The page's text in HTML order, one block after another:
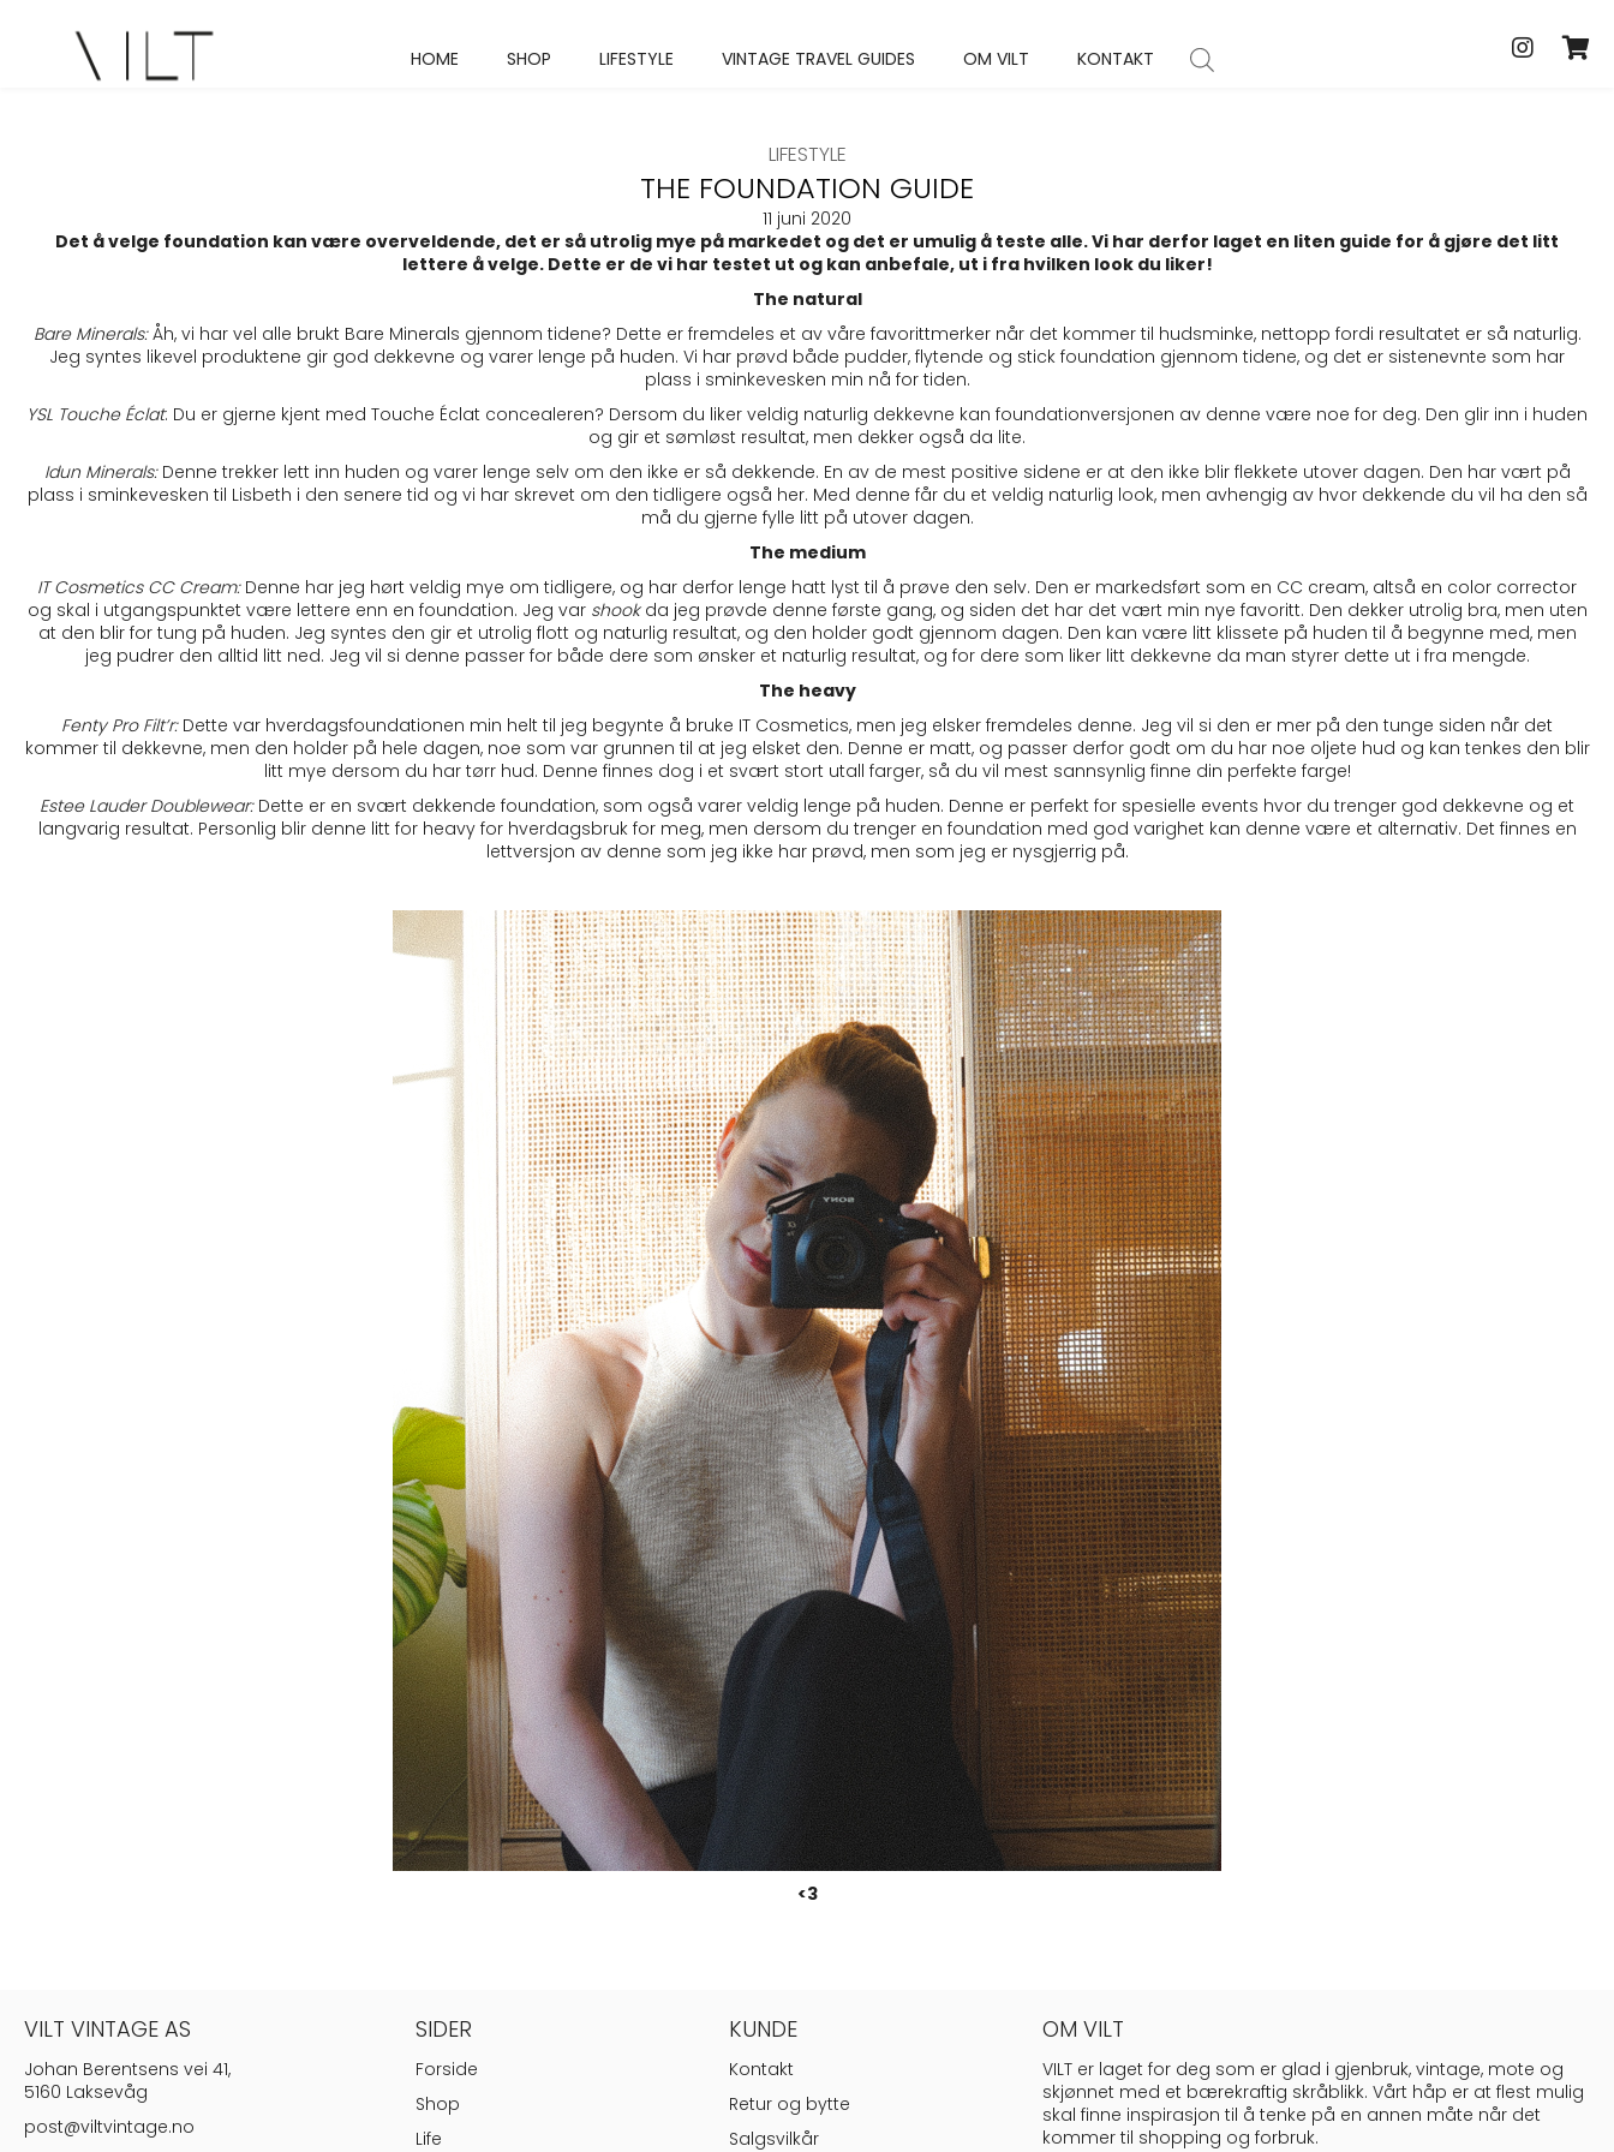
HOME SHOP LIFESTYLE VINTAGE TRAVEL GUIDES OM VILT KONTAKT
VILT Cart
LIFESTYLE
THE FOUNDATION GUIDE
11 juni 2020
Det å velge foundation kan være overveldende, det er så utrolig mye på markedet og det er umulig å teste alle. Vi har derfor laget en liten guide for å gjøre det litt
lettere å velge. Dette er de vi har testet ut og kan anbefale, ut i fra hvilken look du liker!
The natural
Bare Minerals:Åh, vi har vel alle brukt Bare Minerals gjennom tidene? Dette er fremdeles et av våre favorittmerker når det kommer til hudsminke, nettopp fordi resultatet er så naturlig.
Jeg syntes likevel produktene gir god dekkevne og varer lenge på huden. Vi har prøvd både pudder, flytende og stick foundation gjennom tidene, og det er sistenevnte som har
plass i sminkevesken min nå for tiden.
YSL Touche Éclat: Du er gjerne kjent med Touche Éclat concealeren? Dersom du liker veldig naturlig dekkevne kan foundationversjonen av denne være noe for deg. Den glir inn i huden
og gir et sømløst resultat, men dekker også da lite.
Idun Minerals: Denne trekker lett inn huden og varer lenge selv om den ikke er så dekkende. En av de mest positive sidene er at den ikke blir flekkete utover dagen. Den har vært på
plass i sminkevesken til Lisbeth i den senere tid og vi har skrevet om den tidligere også her. Med denne får du et veldig naturlig look, men avhengig av hvor dekkende du vil ha den så
må du gjerne fylle litt på utover dagen.
The medium
IT Cosmetics CC Cream:Denne har jeg hørt veldig mye om tidligere, og har derfor lenge hatt lyst til å prøve den selv. Den er markedsført som en CC cream, altså en color corrector
og skal i utgangspunktet være lettere enn en foundation. Jeg var shookda jeg prøvde denne første gang, og siden det har det vært min nye favoritt. Den dekker utrolig bra, men uten
at den blir for tung på huden. Jeg syntes den gir et utrolig flott og naturlig resultat, og den holder godt gjennom dagen. Den kan være litt klissete på huden til å begynne med, men
jeg pudrer den alltid litt ned. Jeg vil si denne passer for både dere som ønsker et naturlig resultat, og for dere som liker litt dekkevne da man styrer dette ut i fra mengde.
The heavy
Fenty Pro Filt’r:Dette var hverdagsfoundationen min helt til jeg begynte å bruke IT Cosmetics, men jeg elsker fremdeles denne. Jeg vil si den er mer på den tunge siden når det
kommer til dekkevne, men den holder på hele dagen, noe som var grunnen til at jeg elsket den. Denne er matt, og passer derfor godt om du har noe oljete hud og kan tenkes den blir
litt mye dersom du har tørr hud. Denne finnes dog i et svært stort utall farger, så du vil mest sannsynlig finne din perfekte farge!
Estee Lauder Doublewear:Dette er en svært dekkende foundation, som også varer veldig lenge på huden. Denne er perfekt for spesielle events hvor du trenger god dekkevne og et
langvarig resultat. Personlig blir denne litt for heavy for hverdagsbruk for meg, men dersom du trenger en foundation med god varighet kan denne være et alternativ. Det finnes en
lettversjon av denne som jeg ikke har prøvd, men som jeg er nysgjerrig på.
<3
VILT VINTAGE AS
Johan Berentsens vei 41,
5160 Laksevåg
post@viltvintage.no
SIDER
Forside
Shop
Life
KUNDE
Kontakt
Retur og bytte
Salgsvilkår
OM VILT
VILT er laget for deg som er glad i gjenbruk, vintage, mote og
skjønnet med et bærekraftig skråblikk. Vårt håp er at flest mulig
skal finne inspirasjon til å tenke på en annen måte når det
kommer til shopping og forbruk.